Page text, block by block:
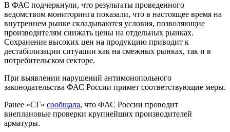
В ФАС подчеркнули, что результаты проведенного
ведомством мониторинга показали, что в настоящее время на
внутреннем рынке складываются условия, позволяющие
производителям снижать цены на отдельных рынках.
Сохранение высоких цен на продукцию приводит к
дестабилизации ситуации как на смежных рынках, так и в
потребительском секторе.
При выявлении нарушений антимонопольного
законодательства ФАС России примет соответствующие меры.
Ранее «СГ» сообщала, что ФАС России проводит
внеплановые проверки крупнейших производителей
арматуры.